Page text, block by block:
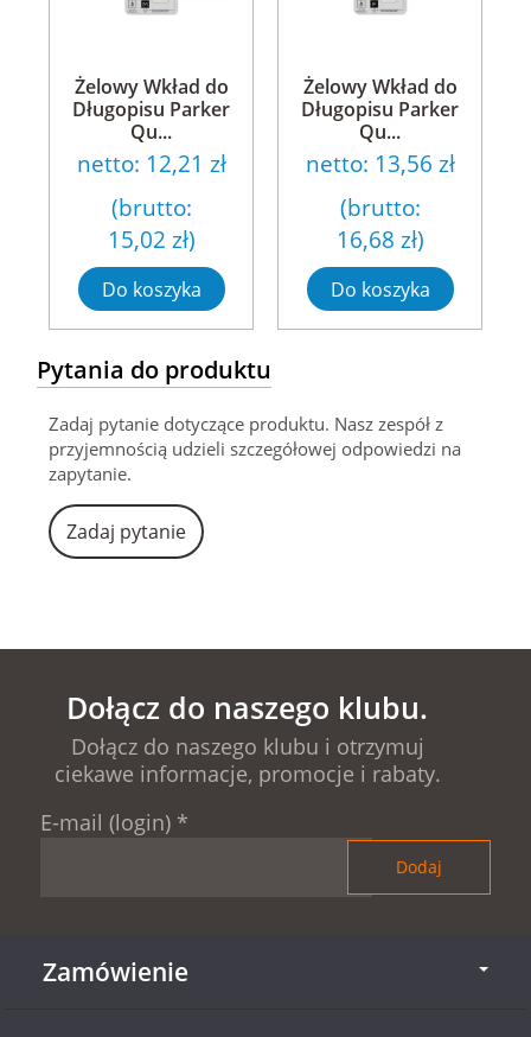
Żelowy Wkład do
Długopisu Parker
Qu...
netto: 12,21 zł
(brutto:
15,02 zł)
Do koszyka
Żelowy Wkład do
Długopisu Parker
Qu...
netto: 13,56 zł
(brutto:
16,68 zł)
Do koszyka
Pytania do produktu
Zadaj pytanie dotyczące produktu. Nasz zespół z
przyjemnością udzieli szczegółowej odpowiedzi na
zapytanie.
Zadaj pytanie
Dołącz do naszego klubu.
Dołącz do naszego klubu i otrzymuj
ciekawe informacje, promocje i rabaty.
E-mail (login) *
Zamówienie